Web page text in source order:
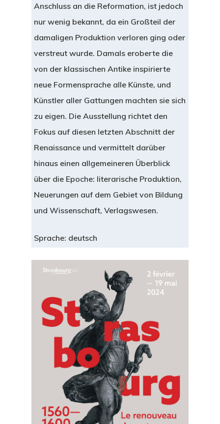
Anschluss an die Reformation, ist jedoch
nur wenig bekannt, da ein Großteil der
damaligen Produktion verloren ging oder
verstreut wurde. Damals eroberte die
von der klassischen Antike inspirierte
neue Formensprache alle Künste, und
Künstler aller Gattungen machten sie sich
zu eigen. Die Ausstellung richtet den
Fokus auf diesen letzten Abschnitt der
Renaissance und vermittelt darüber
hinaus einen allgemeineren Überblick
über die Epoche: literarische Produktion,
Neuerungen auf dem Gebiet von Bildung
und Wissenschaft, Verlagswesen.
Sprache: deutsch